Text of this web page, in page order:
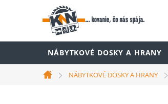
NÁBYTKOVÉ DOSKY A HRANY
Domov
NÁBYTKOVÉ DOSKY A HRANY